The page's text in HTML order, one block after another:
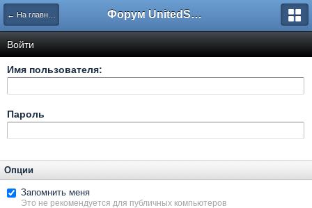
← На главную Форум UnitedSouth
Войти
Имя пользователя:
Пароль
Опции
Запомнить меня
Это не рекомендуется для публичных компьютеров